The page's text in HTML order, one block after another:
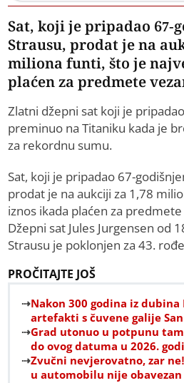
Sat, koji je pripadao 67-
Strausu, prodat je na
miliona funti, što je
plaćen za predmete
Zlatni džepni sat koji je
preminuo na Titaniku kada je
za rekordnu sumu.
Sat, koji je pripadao 67-
prodat je na aukciji za 1,78
iznos ikada plaćen za
Džepni sat Jules Jurgensen od
Strausu je poklonjen za 43.
PROČITAJTE JOŠ
Nakon 300 godina iz
artefakti s čuvene galije San
Grad utonuo u potpunu
do ovog datuma u 2026.
Zvučni nevjerovatno, zar
u automobilu nije obavezan